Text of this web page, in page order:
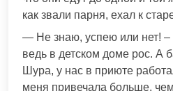
как звали парня, ехал к
— Не знаю, успею или нет!
ведь в детском доме рос. А
Шура, у нас в приюте
меня привечала больше,